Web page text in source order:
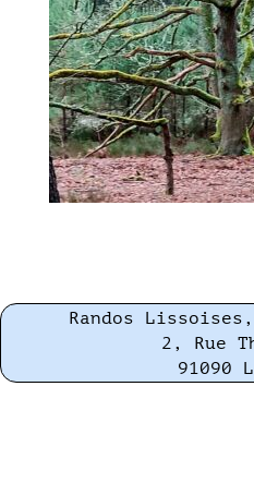
Randos
2, Rue
91090